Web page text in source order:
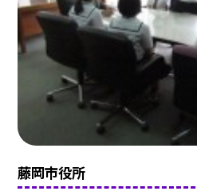
藤岡市役所